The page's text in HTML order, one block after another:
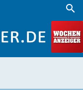
search